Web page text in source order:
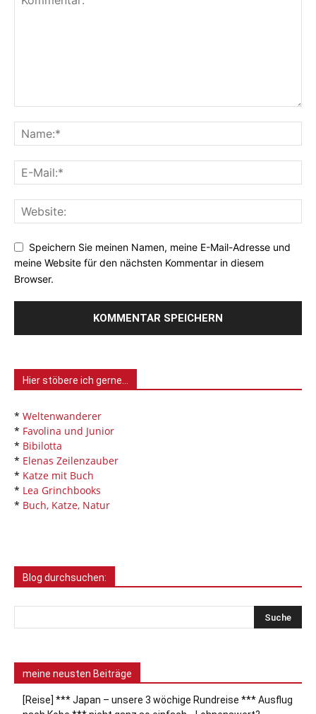
Speichern Sie meinen Namen, meine E-Mail-Adresse und
meine Website für den nächsten Kommentar in diesem
Browser.
Hier stöbere ich gerne…
* Weltenwanderer
* Favolina und Junior
* Bibilotta
* Elenas Zeilenzauber
* Katze mit Buch
* Lea Grinchbooks
* Buch, Katze, Natur
Blog durchsuchen:
meine neusten Beiträge
[Reise] *** Japan – unsere 3 wöchige Rundreise *** Ausflug